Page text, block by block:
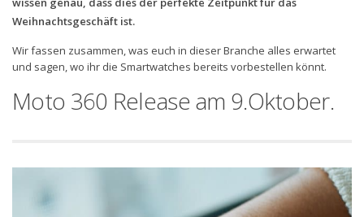
Smartphonetarife
Prepaid-Tarife
Flatrate-Prepaidtarife
Mobilfunk-Tarifrechner
Weihnachtsgeschäft ist.
Wir fassen zusammen, was euch in dieser Branche alles erwartet
und sagen, wo ihr die Smartwatches bereits vorbestellen könnt.
Moto 360 Release am 9.Oktober.